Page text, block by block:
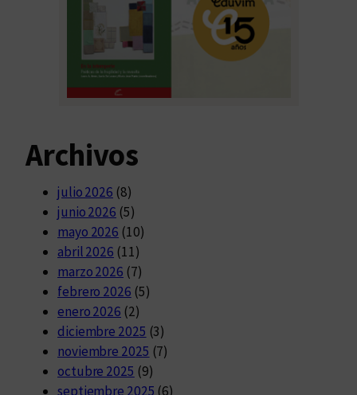
Archivos
julio 2026 (8)
junio 2026 (5)
mayo 2026 (10)
abril 2026 (11)
marzo 2026 (7)
febrero 2026 (5)
enero 2026 (2)
diciembre 2025 (3)
noviembre 2025 (7)
octubre 2025 (9)
septiembre 2025 (6)